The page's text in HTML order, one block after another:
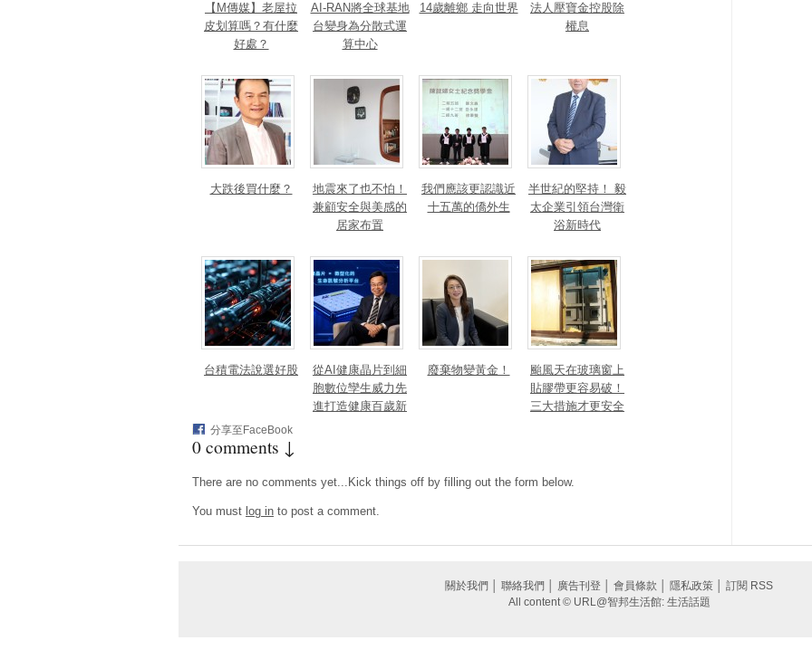
【M傳媒】老屋拉
皮划算嗎？有什麼
好處？
AI-RAN將全球基地
台變身為分散式運
算中心
14歲離鄉 走向世界
法人壓寶金控股除
權息
大跌後買什麼？
地震來了也不怕！
兼顧安全與美感的
居家布置
我們應該更認識近
十五萬的僑外生
半世紀的堅持！ 毅
太企業引領台灣衛
浴新時代
台積電法說選好股
從AI健康晶片到細
胞數位孿生威力先
進打造健康百歲新
廢棄物變黃金！
颱風天在玻璃窗上
貼膠帶更容易破！
三大措施才更安全
分享至FaceBook
0 comments ↓
There are no comments yet...Kick things off by filling out the form below.
You must log in to post a comment.
關於我們 聯絡我們 廣告刊登 會員條款 隱私政策
訂閱 RSS
All content © URL@智邦生活館: 生活話題